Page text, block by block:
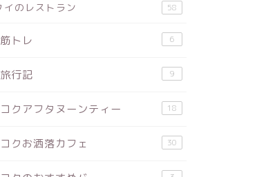
イのレストラン 58
トレ 6
行記 9
クアフタヌーンティー 18
クお洒落カフェ 30